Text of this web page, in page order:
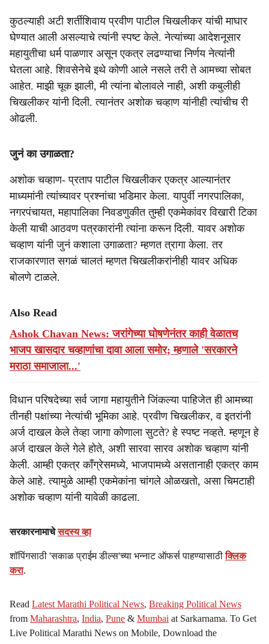
कुठल्याही अटी शर्तीशिवाय प्रवीण पाटील चिखलीकर यांची माघार
घेण्यात आली असल्याचे त्यांनी स्पष्ट केले. नेत्यांच्या आदेशनूसार
महायुतीचा धर्म पाळणार असून एकत्र लढण्याचा निर्णय नेत्यांनी
घेतला आहे. शिवसेनेचे इथे कोणी आले नसले तरी ते आमच्या सोबत
आहेत. माझी चूक झाली, मी त्यांना बोलावले नाही, अशी कबुलीही
चिखलीकर यांनी दिली. त्यानंतर अशोक चव्हाण यांनीही त्यांचीच री
ओढली.
जुनं का उगाळता?
अशोक चव्हाण- प्रताप पाटील चिखलीकर एकत्र आल्यानंतर
माध्यमांनी त्यांच्यावर प्रश्नांचा भडिमार केला. यापुर्वी नगरपालिका,
नगरपंचायत, महापालिका निवडणुकीत तुम्ही एकमेकांवर विखारी टिका
केली याची आठवण पत्रकारांनी त्यांना करून दिली. यावर अशोक
चव्हाण यांनी जुनं कशाला उगाळता? म्हणत त्रागा केला. तर
राजकारणात सगळं चालतं म्हणत चिखलीकरांनीही यावर अधिक
बोलणे टाळले.
Also Read
Ashok Chavan News: जरांगेच्या घोषणेनंतर काही वेळातच
भाजप खासदार चव्हाणांचा दावा आला समोर; म्हणाले 'सरकारने
मराठा समाजाला...'
विधान परिषदेच्या सर्व जागा महायुतीने जिंकल्या पाहिजेत ही आमच्या
तीनही पक्षांच्या नेत्यांची भूमिका आहे. प्रवीण चिखलीकर, व इतरांनी
अर्ज दाखल केले तेव्हा जागा कोणाला सुटते? हे स्पष्ट नव्हते. म्हणून हे
अर्ज दाखल केले गेले होते, अशी सारवा सारव अशोक चव्हाण यांनी
केली. आम्ही एकत्र काँग्रेसमध्ये, भाजपामध्ये असतानाही एकत्र काम
केले आहे. त्यामुळे आम्ही एकमेकांना चांगले ओळखतो, असा चिमटाही
अशोक चव्हाण यांनी यावेळी काढला.
सरकारनामाचेसदस्य व्हा
शॉपिंगसाठी 'सकाळ प्राईम डील्स'च्या भन्नाट ऑफर्स पाहण्यासाठीक्लिक
करा.
Read Latest Marathi Political News, Breaking Political News
from Maharashtra, India, Pune & Mumbai at Sarkarnama. To Get
Live Political Marathi News on Mobile, Download the